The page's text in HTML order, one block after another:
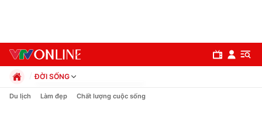
ĐỜI SỐNG
Chính trị
Du lịch Làm đẹp Chất lượng cuộc sống